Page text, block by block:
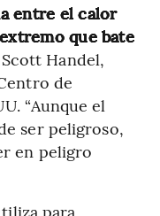
entre el calor
que bate
Handel,
de
“Aunque el
ser peligroso,
en peligro
para